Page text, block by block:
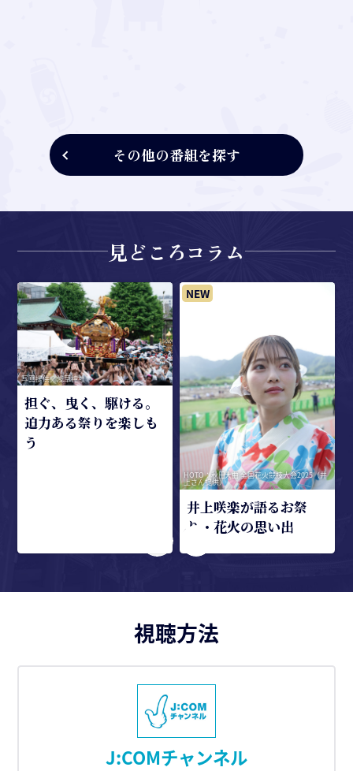
その他の番組を探す
見どころコラム
写真提供／浅草神社
担ぐ、曳く、駆ける。
迫力ある祭りを楽しも
う
HOTO：秋田大曲 全国花火競技大会2025（井
上さん提供）
井上咲楽が語るお祭
り・花火の思い出
視聴方法
J:COMチャンネル